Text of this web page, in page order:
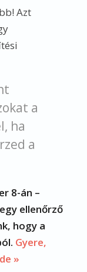
Azt
a
ha
a
8-án –
ellenőrző
hogy a
Gyere,
»